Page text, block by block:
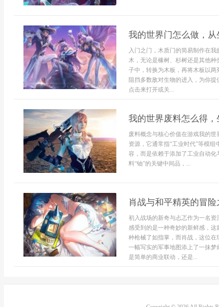
我的世界门怎么做，
入门之门，木质门的简易制作在
木，无论是橡树、杉树还是其他
子中，转换为木板，再将木板以
阻挡多数敌对生物的进入，为你
点击来打开或关...
我的世界废料怎么得
废料概念与核心价值在游戏我的
资源，它通常指“工业时代”等模
容，而是依赖于添加了工业自动
料“铀”的关键中间品，...
肖战与和平精英的冒
初入战场的新奇与忐忑作为一名
感受到的是一种奇妙的新鲜感，
种枪械了如指掌，而肖战，这位
一幅写实的军事地图添上了一抹
是简单的商业联动，还是...